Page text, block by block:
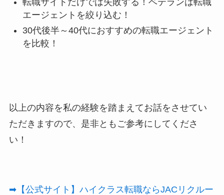
転職サイトだけでは失敗する！ベテランは転職
エージェントを絞り込む！
30代後半～40代におすすめの転職エージェント
を比較！
以上の内容を私の経験を踏まえてお話をさせてい
ただきますので、是非ともご参考にしてくださ
い！
➡【公式サイト】ハイクラス転職ならJACリクルー